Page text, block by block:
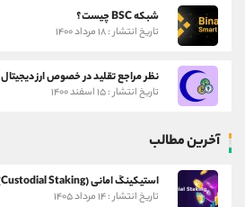
شبکه BSC چیست؟
تاریخ انتشار : ۱۸ مرداد ۱۴۰۰
نظر مراجع تقلید در خصوص ارز دیجیتال
تاریخ انتشار : ۱۵ اسفند ۱۴۰۰
آخرین مطالب
استیکینگ امانی (Custodial Staking)
تاریخ انتشار : ۱۴ مرداد ۱۴۰۵